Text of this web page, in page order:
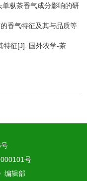
枞茶香气成分影响的研
香气特征及其与品质等
特征[J]. 国外农学-茶
号
编辑部